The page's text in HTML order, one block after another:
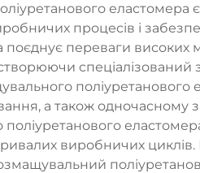
процесів і
переваги високих
спеціалізований
поліуретанового
а також одночасному
виробничих